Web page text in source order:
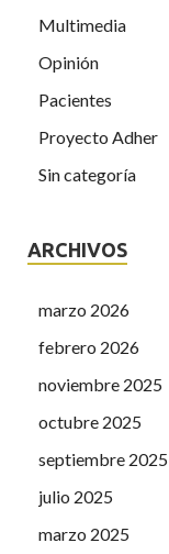
Multimedia
Opinión
Pacientes
Proyecto Adher
Sin categoría
ARCHIVOS
marzo 2026
febrero 2026
noviembre 2025
octubre 2025
septiembre 2025
julio 2025
marzo 2025